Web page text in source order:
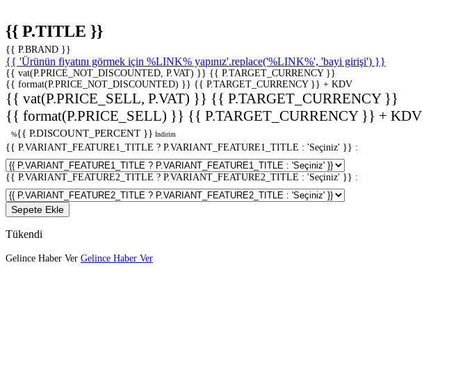
{{ P.TITLE }}
{{ P.BRAND }}
{{ 'Ürünün fiyatını görmek için %LINK% yapınız'.replace('%LINK%', 'bayi girişi') }}
{{ vat(P.PRICE_NOT_DISCOUNTED, P.VAT) }} {{ P.TARGET_CURRENCY }}
{{ format(P.PRICE_NOT_DISCOUNTED) }} {{ P.TARGET_CURRENCY }} + KDV
{{ vat(P.PRICE_SELL, P.VAT) }} {{ P.TARGET_CURRENCY }}
{{ format(P.PRICE_SELL) }} {{ P.TARGET_CURRENCY }} + KDV
%{{ P.DISCOUNT_PERCENT }} İndirim
{{ P.VARIANT_FEATURE1_TITLE ? P.VARIANT_FEATURE1_TITLE : 'Seçiniz' }} :
{{ P.VARIANT_FEATURE2_TITLE ? P.VARIANT_FEATURE2_TITLE : 'Seçiniz' }} :
Sepete Ekle
Tükendi
Gelince Haber Ver Gelince Haber Ver